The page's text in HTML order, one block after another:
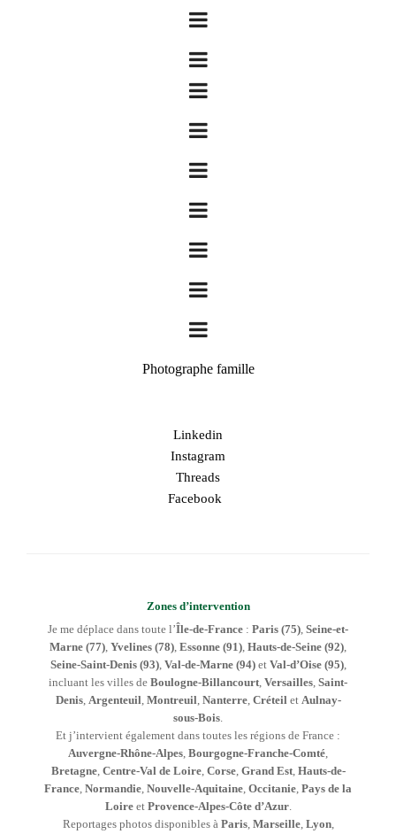
Photographe famille
Linkedin
Instagram
Threads
Facebook
Zones d’intervention
Je me déplace dans toute l’Île-de-France : Paris (75) Seine-et-
Marne (77) Yvelines (78) Essonne (91) Hauts-de-Seine (92)
Seine-Saint-Denis (93), Val-de-Marne (94)et Val-d’Oise (95),
incluant les villes de Boulogne-Billancourt Versailles Saint-
Denis, Argenteuil Montreuil Nanterre, Créteil et Aulnay-
sous-Bois
Et j’intervient également dans toutes les régions de France :
Auvergne-Rhône-Alpes Bourgogne-Franche-Comté
Bretagne, Centre-Val de Loire, Corse, Grand Est, Hauts-de-
France Normandie Nouvelle-Aquitaine Occitanie Pays de la
Loireet Provence-Alpes-Côte d’Azur.
Reportages photos disponibles à Paris, Marseille, Lyon,